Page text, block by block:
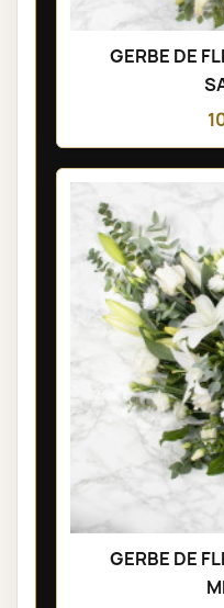
GERBE DE
GERBE DE